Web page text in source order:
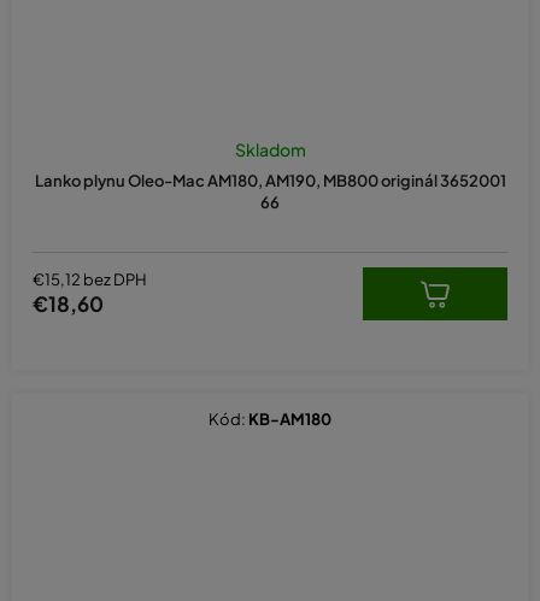
Lanko plynu Oleo-Mac AM180, AM190, MB800 originál 3652001
66
Skladom
€15,12 bez DPH
€18,60
Kód: KB-AM180